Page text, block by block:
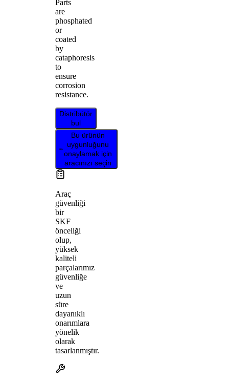
Parts
are
phosphated
or
coated
by
cataphoresis
to
ensure
corrosion
resistance.
Distribütör
bul
Bu ürünün
uygunluğunu
onaylamak için
aracınızı seçin
Araç
güvenliği
bir
SKF
önceliği
olup,
yüksek
kaliteli
parçalarımız
güvenliğe
ve
uzun
süre
dayanıklı
onarımlara
yönelik
olarak
tasarlanmıştır.